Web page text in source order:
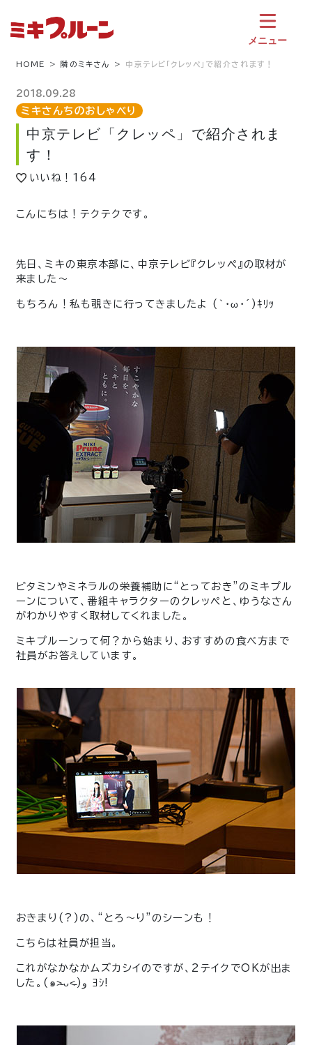
メニュー
HOME 隣のミキさん 中京テレビ「クレッペ」で紹介されます！
2018.09.28
ミキさんちのおしゃべり
中京テレビ「クレッペ」で紹介されま
す！
いいね！ 164
こんにちは！テクテクです。
先日、ミキの東京本部に、中京テレビ『クレッペ』の取材が
来ました〜
もちろん！私も覗きに行ってきましたよ (｀・ω・´)ｷﾘｯ
ビタミンやミネラルの栄養補助に“とっておき”のミキプル
ーンについて、番組キャラクターのクレッペと、ゆうなさん
がわかりやすく取材してくれました。
ミキプルーンって何？から始まり、おすすめの食べ方まで
社員がお答えしています。
おきまり(?)の、“とろ〜り”のシーンも！
こちらは社員が担当。
これがなかなかムズカシイのですが、2テイクでOKが出ま
した。(๑˃̵ᴗ˂̵)و ﾖｼ!